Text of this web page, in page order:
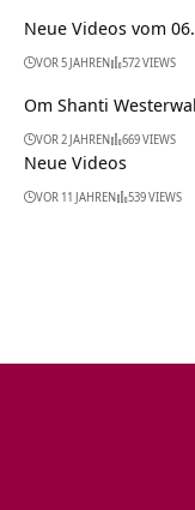
Neue Videos vom
VOR 5 JAHREN 572 VIEWS
Om Shanti
VOR 2 JAHREN 669 VIEWS
Neue Videos
VOR 11 JAHREN 539 VIEWS